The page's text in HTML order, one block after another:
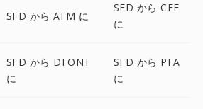
SFD から AFM に
SFD から CFF
に
SFD から DFONT
に
SFD から PFA
に